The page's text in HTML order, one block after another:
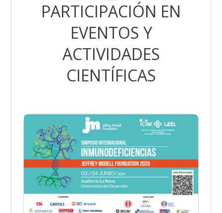
PARTICIPACIÓN EN
EVENTOS Y
ACTIVIDADES
CIENTÍFICAS